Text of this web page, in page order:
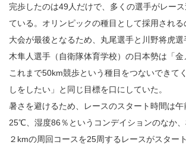
完歩したのは49人だけで、多くの選手がレー
ている。オリンピックの種目として採用され
大会が最後となるため、丸尾選手と川野将虎
木隼人選手（自衛隊体育学校）の日本勢は「金
これまで50km競歩という種目をつないできて
しをしたい」と同じ目標を口にしていた。
暑さを避けるため、レースのスタート時間は
25℃、湿度86％というコンデイションのなか
２kmの周回コースを25周するレースがスタート